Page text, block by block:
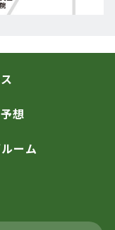
想
ーム